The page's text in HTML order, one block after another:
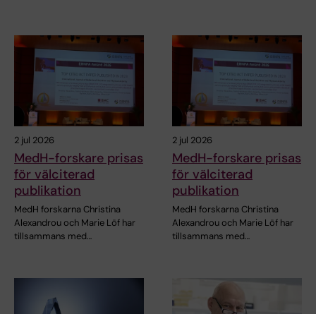
2 jul 2026
MedH-forskare prisas
för välciterad
publikation
MedH forskarna Christina
Alexandrou och Marie Löf har
tillsammans med…
2 jul 2026
MedH-forskare prisas
för välciterad
publikation
MedH forskarna Christina
Alexandrou och Marie Löf har
tillsammans med…